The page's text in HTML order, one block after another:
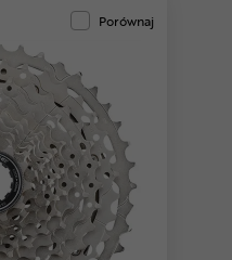
Porównaj